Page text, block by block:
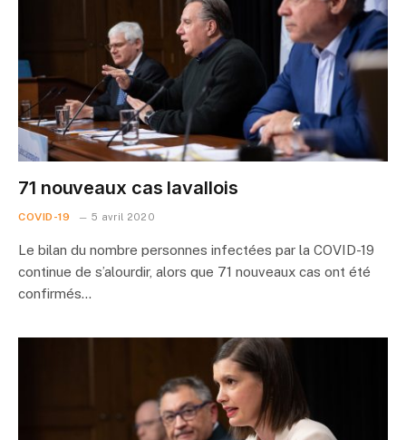
71 nouveaux cas lavallois
COVID-19 5 avril 2020
Le bilan du nombre personnes infectées par la COVID-19
continue de s’alourdir, alors que 71 nouveaux cas ont été
confirmés…